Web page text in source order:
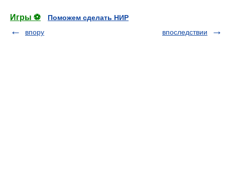
Игры ⚽
Поможем сделать НИР
впору
впоследствии